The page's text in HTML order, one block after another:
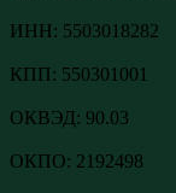
ИНН: 5503018282
КПП: 550301001
ОКВЭД: 90.03
ОКПО: 2192498